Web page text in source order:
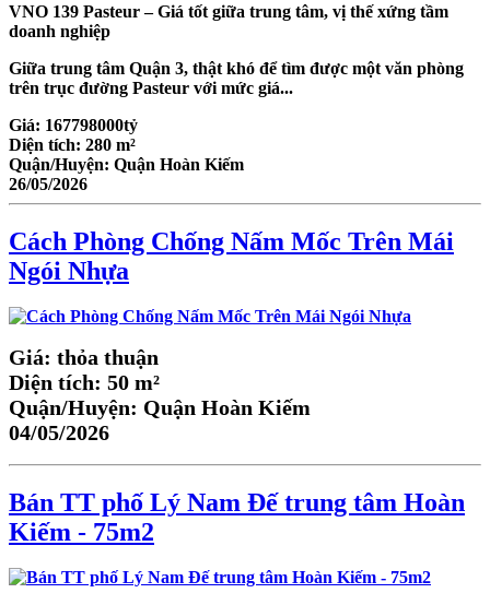
VNO 139 Pasteur – Giá tốt giữa trung tâm, vị thế xứng tầm
doanh nghiệp
Giữa trung tâm Quận 3, thật khó để tìm được một văn phòng
trên trục đường Pasteur với mức giá...
Giá: 167798000tỷ
Diện tích: 280 m²
Quận/Huyện: Quận Hoàn Kiếm
26/05/2026
Cách Phòng Chống Nấm Mốc Trên Mái
Ngói Nhựa
Giá: thỏa thuận
Diện tích: 50 m²
Quận/Huyện: Quận Hoàn Kiếm
04/05/2026
Bán TT phố Lý Nam Đế trung tâm Hoàn
Kiếm - 75m2